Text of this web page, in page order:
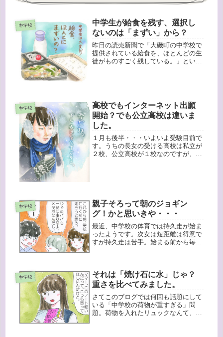
中学校
中学生が給食を残す、選択し
ないのは「まずい」から？
昨日の読売新聞で「大磯町の中学校で
提供されている給食を、ほとんどの生
徒がものすごく残している。」という
か？だと...
中学校
高校でもインターネット出願
開始？でも公立高校は違いま
した。
１月も後半・・・いよいよ受験目前で
す。うちの長女の受ける高校は私立が
２校、公立高校が１校なのですが、す
中学校
親子そろって朝のジョギン
グ！かと思いきや・・・
最近、中学校の体育では持久走が始ま
ったようです。次女は短距離は得意で
すが持久走は苦手。始まる前から毎日
早いよ！次女は美術部で普段走ること
も...
中学校
それは「焼け石に水」じゃ？
重さを比べてみました。
さてこのブログでは何回も話題にして
いる「中学校の荷物が重すぎる」問
題。荷物を入れたリュックなんて、漬